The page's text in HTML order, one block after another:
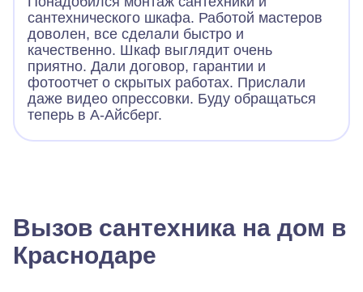
сантехнического шкафа. Работой мастеров
доволен, все сделали быстро и
качественно. Шкаф выглядит очень
приятно. Дали договор, гарантии и
фотоотчет о скрытых работах. Прислали
даже видео опрессовки. Буду обращаться
теперь в А-Айсберг.
Вызов сантехника на дом в
Краснодаре